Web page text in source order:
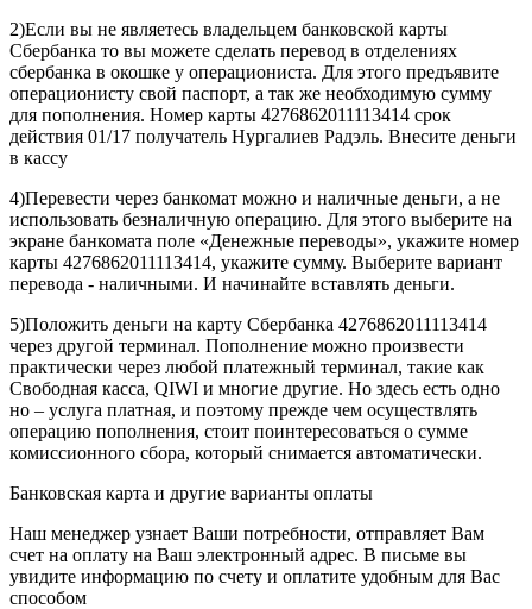
2)Если вы не являетесь владельцем банковской карты
Сбербанка то вы можете сделать перевод в отделениях
сбербанка в окошке у операциониста. Для этого предъявите
операционисту свой паспорт, а так же необходимую сумму
для пополнения. Номер карты 4276862011113414 срок
действия 01/17 получатель Нургалиев Радэль. Внесите деньги
в кассу
4)Перевести через банкомат можно и наличные деньги, а не
использовать безналичную операцию. Для этого выберите на
экране банкомата поле «Денежные переводы», укажите номер
карты 4276862011113414, укажите сумму. Выберите вариант
перевода - наличными. И начинайте вставлять деньги.
5)Положить деньги на карту Сбербанка 4276862011113414
через другой терминал. Пополнение можно произвести
практически через любой платежный терминал, такие как
Свободная касса, QIWI и многие другие. Но здесь есть одно
но – услуга платная, и поэтому прежде чем осуществлять
операцию пополнения, стоит поинтересоваться о сумме
комиссионного сбора, который снимается автоматически.
Банковская карта и другие варианты оплаты
Наш менеджер узнает Ваши потребности, отправляет Вам
счет на оплату на Ваш электронный адрес. В письме вы
увидите информацию по счету и оплатите удобным для Вас
способом